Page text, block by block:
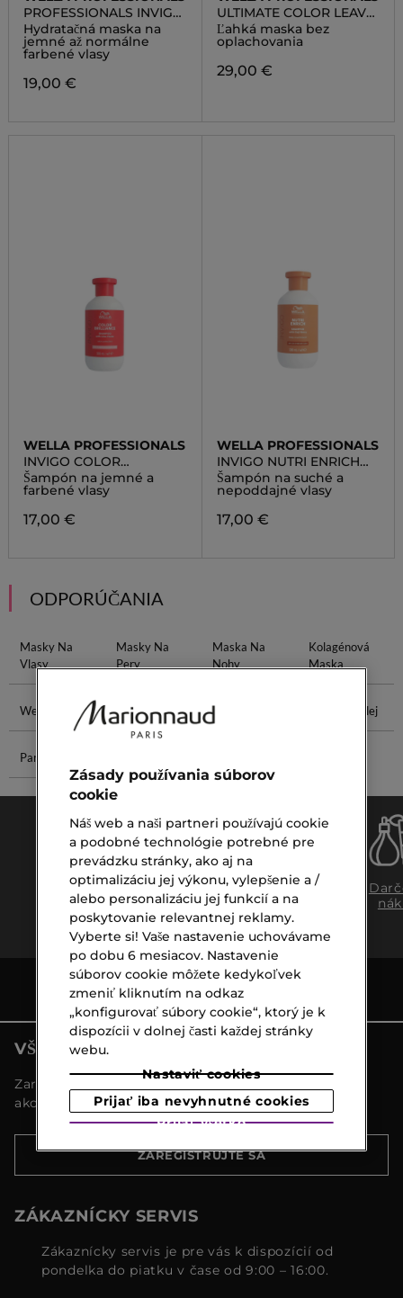
PROFESSIONALS INVIGO
COLOR BRILLIANCE
VIBRANT COLOR MASK
NORMAL
Hydratačná maska na
jemné až normálne
farbené vlasy
19,00 €
ULTIMATE COLOR LEAVE-
IN MASK
Ľahká maska bez
oplachovania
29,00 €
WELLA PROFESSIONALS
INVIGO COLOR
BRILLIANCE SHAMPOO
Šampón na jemné a
farbené vlasy
17,00 €
WELLA PROFESSIONALS
INVIGO NUTRI ENRICH
SHAMPOO
Šampón na suché a
nepoddajné vlasy
17,00 €
ODPORÚČANIA
Masky Na
Vlasy
Masky Na
Pery
Maska Na
Nohy
Kolagénová
Maska
Wella Fusion Wella Invigo Arganový Olej Jojobový Olej
Parfum Tabak
Doprava
zadarmo
nad €39,-
Expresný
osobný
odber
VŠETKY NOVINKY MARIONNAUD
Zaregistrujte sa a objavte naše najnovšie novinky a
akcie
ZAREGISTRUJTE SA
ZÁKAZNÍCKY SERVIS
Zákaznícky servis je pre vás k dispozícií od
pondelka do piatku v čase od 9:00 – 16:00.
Zásady používania súborov
cookie
Náš web a naši partneri používajú cookie
a podobné technológie potrebné pre
prevádzku stránky, ako aj na
optimalizáciu jej výkonu, vylepšenie a /
alebo personalizáciu jej funkcií a na
poskytovanie relevantnej reklamy.
Vyberte si! Vaše nastavenie uchovávame
po dobu 6 mesiacov. Nastavenie
súborov cookie môžete kedykoľvek
zmeniť kliknutím na odkaz
„konfigurovať súbory cookie“, ktorý je k
dispozícii v dolnej časti každej stránky
webu.
Nastaviť cookies
Prijať iba nevyhnutné cookies
Prijať všetko